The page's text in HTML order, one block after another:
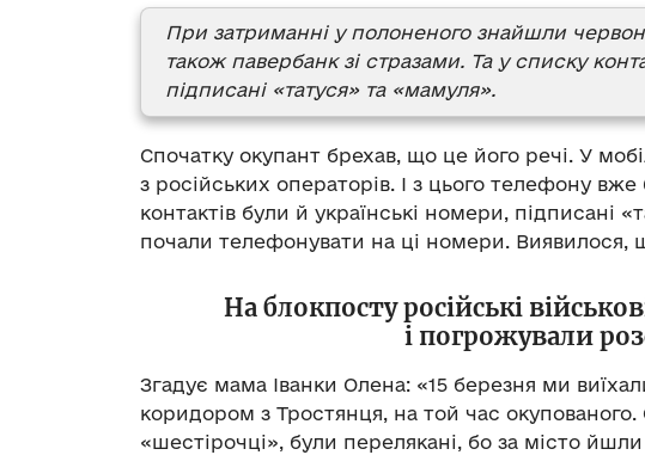
При затриманні у полоненого знайшли
також павербанк зі стразами. Та у списку
підписані «татуся» та «мамуля».
Спочатку окупант брехав, що це його речі. У
з російських операторів. І з цього телефону вже
контактів були й українські номери, підписані
почали телефонувати на ці номери. Виявилося,
На блокпосту російські
і погрожували
Згадує мама Іванки Олена: «15 березня ми
коридором з Тростянця, на той час
«шестірочці», були перелякані, бо за місто